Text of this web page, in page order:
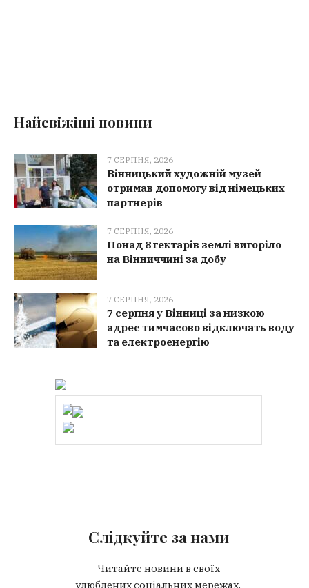
Найсвіжіші новини
7 СЕРПНЯ, 2026
Вінницький художній музей
отримав допомогу від німецьких
партнерів
7 СЕРПНЯ, 2026
Понад 8 гектарів землі вигоріло
на Вінниччині за добу
7 СЕРПНЯ, 2026
7 серпня у Вінниці за низкою
адрес тимчасово відключать воду
та електроенергію
Слідкуйте за нами
Читайте новини в своїх
улюблених соціальних мережах.